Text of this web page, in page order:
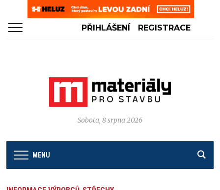
PŘIHLÁŠENÍ REGISTRACE
Sobota, 8 srpna 2026
MENU